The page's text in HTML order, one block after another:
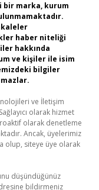
bir marka, kurum
haber niteliği
hakkında
ve kişiler ile isim
bilgiler
ve İletişim
olarak hizmet
olarak denetleme
Ancak, üyelerimiz
olup, siteye üye olarak
düşündüğünüz
bildirmeniz